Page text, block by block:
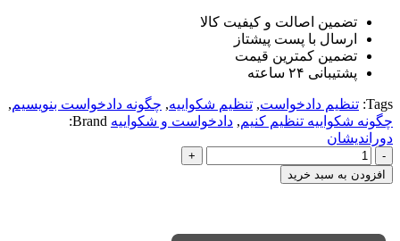
تضمین اصالت و کیفیت کالا
ارسال با پست پیشتاز
تضمین کمترین قیمت
پشتیبانی ۲۴ ساعته
Tags: تنظیم دادخواست, تنظیم شکواییه, چگونه دادخواست بنویسیم,
چگونه شکواییه تنظیم کنیم, دادخواست و شکواییه Brand:
دوراندیشان
چگونه
دادخواست
بنویسیم؟
افزودن به سبد خرید